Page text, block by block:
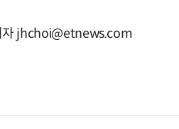
자 jhchoi@etnews.com